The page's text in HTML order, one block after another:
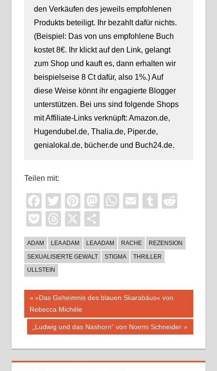
den Verkäufen des jeweils empfohlenen
Produkts beteiligt. Ihr bezahlt dafür nichts.
(Beispiel: Das von uns empfohlene Buch
kostet 8€. Ihr klickt auf den Link, gelangt
zum Shop und kauft es, dann erhalten wir
beispielseise 8 Ct dafür, also 1%.) Auf
diese Weise könnt ihr engagierte Blogger
unterstützen. Bei uns sind folgende Shops
mit Affiliate-Links verknüpft: Amazon.de,
Hugendubel.de, Thalia.de, Piper.de,
genialokal.de, bücher.de und Buch24.de.
Teilen mit:
Facebook
TwitterPinterest
Mastodon
WhatsApp
EmailTumblr
PocketThreads
X
ADAM LEA ADAM LEAADAM RACHE
REZENSION
SEXUALISIERTE GEWALT
STIGMA
THRILLER
ULLSTEIN
Beitragsnavigation
Vorheriger
Beitrag:
»Das Geheimnis des blauen Skarabäus« von
Rebecca Michéle
Nächster
„Ludwig und das Nashorn“ von Noemi Schneider